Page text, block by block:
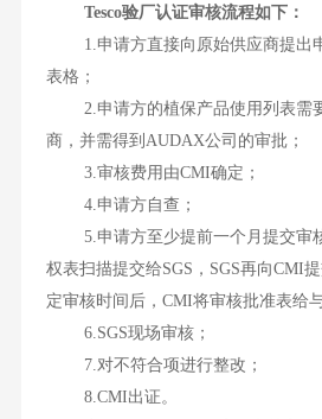
Tesco验厂认证审核流程如下：
1.申请方直接向原始供应商提出
表格；
2.申请方的植保产品使用列表需
商，并需得到AUDAX公司的审批；
3.审核费用由CMI确定；
4.申请方自查；
5.申请方至少提前一个月提交审
权表扫描提交给SGS，SGS再向CMI
定审核时间后，CMI将审核批准表给
6.SGS现场审核；
7.对不符合项进行整改；
8.CMI出证。